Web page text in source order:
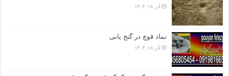
آذر ۱۸, ۱۴۰۳
نماد قوچ در گنج یابی
آذر ۱۸, ۱۴۰۳